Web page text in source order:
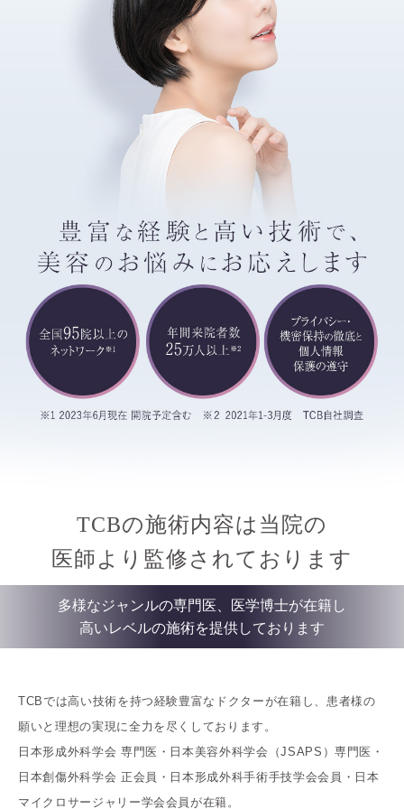
TCBの施術内容は当院の
医師より監修されております
多様なジャンルの専門医、医学博士が在籍し
高いレベルの施術を提供しております
TCBでは高い技術を持つ経験豊富なドクターが在籍し、患者様の
願いと理想の実現に全力を尽くしております。
日本形成外科学会 専門医・日本美容外科学会（JSAPS）専門医・
日本創傷外科学会 正会員・日本形成外科手術手技学会会員・日本
マイクロサージャリー学会会員が在籍。